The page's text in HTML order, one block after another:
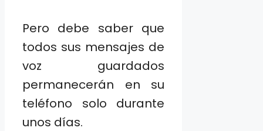
Pero debe saber que
todos sus mensajes de
voz guardados
permanecerán en su
teléfono solo durante
unos días.